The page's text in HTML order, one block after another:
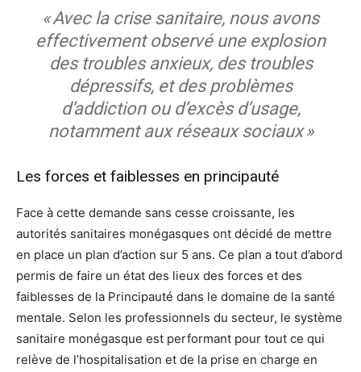
« Avec la crise sanitaire, nous avons
effectivement observé une explosion
des troubles anxieux, des troubles
dépressifs, et des problèmes
d’addiction ou d’excès d’usage,
notamment aux réseaux sociaux »
Les forces et faiblesses en principauté
Face à cette demande sans cesse croissante, les
autorités sanitaires monégasques ont décidé de mettre
en place un plan d’action sur 5 ans. Ce plan a tout d’abord
permis de faire un état des lieux des forces et des
faiblesses de la Principauté dans le domaine de la santé
mentale. Selon les professionnels du secteur, le système
sanitaire monégasque est performant pour tout ce qui
relève de l’hospitalisation et de la prise en charge en